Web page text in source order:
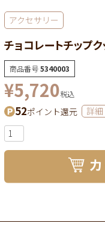
アクセサリー
チョコレートチップ
商品番号5340003
¥5,720税込
52ポイント還元 詳細